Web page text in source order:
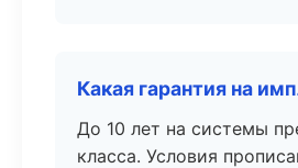
Какая гарантия на
До 10 лет на системы
класса. Условия